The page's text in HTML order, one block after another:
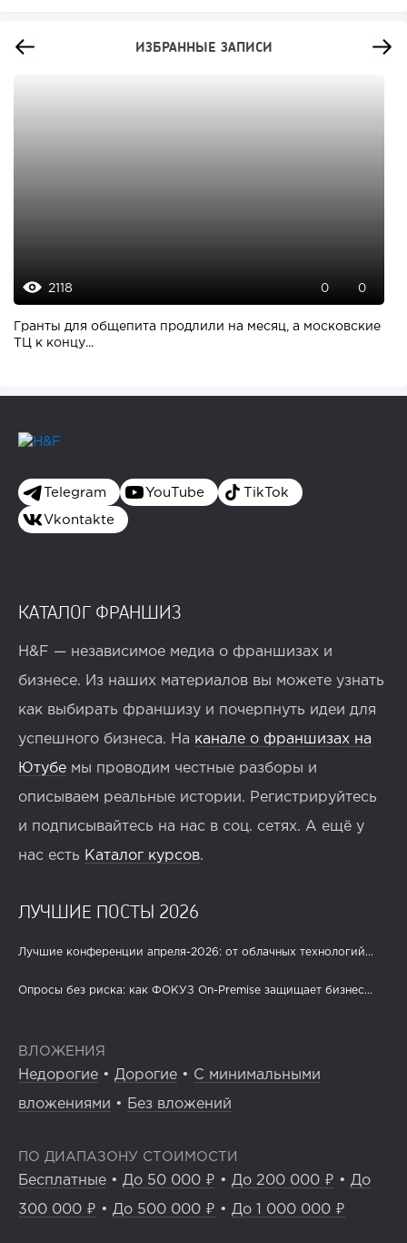
ИЗБРАННЫЕ ЗАПИСИ
2118 0 0
Гранты для общепита продлили на месяц, а московские
ТЦ к концу...
Telegram YouTube TikTok
Vkontakte
КАТАЛОГ ФРАНШИЗ
H&F — независимое медиа о франшизах и
бизнесе. Из наших материалов вы можете узнать
как выбирать франшизу и почерпнуть идеи для
успешного бизнеса. На канале о франшизах на
Ютубе мы проводим честные разборы и
описываем реальные истории. Регистрируйтесь
и подписывайтесь на нас в соц. сетях. А ещё у
нас есть Каталог курсов.
ЛУЧШИЕ ПОСТЫ 2026
Лучшие конференции апреля-2026: от облачных технологий...
Опросы без риска: как ФОКУЗ On-Premise защищает бизнес...
ВЛОЖЕНИЯ
Недорогие • Дорогие • С минимальными
вложениями • Без вложений
ПО ДИАПАЗОНУ СТОИМОСТИ
Бесплатные • До 50 000 ₽ • До 200 000 ₽ • До
300 000 ₽ • До 500 000 ₽ • До 1 000 000 ₽